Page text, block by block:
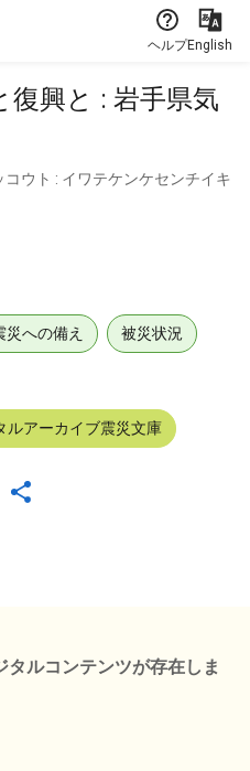
ヘルプEnglish
復興と : 岩手県気
ウト : イワテケンケセンチイキ
災への備え 被災状況
ルアーカイブ震災文庫
タルコンテンツが存在しま